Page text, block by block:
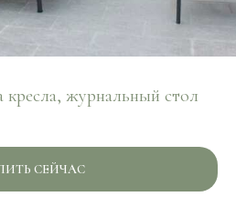
кресла, журнальный стол
СЕЙЧАС